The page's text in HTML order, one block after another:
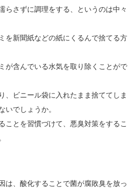
らさずに調理をする、というのは中々
を新聞紙などの紙にくるんで捨てる方
が含んでいる水気を取り除くことがで
、ビニール袋に入れたまま捨ててしま
いでしょうか。
ことを習慣づけて、悪臭対策をするこ
は、酸化することで菌が腐敗臭を放っ